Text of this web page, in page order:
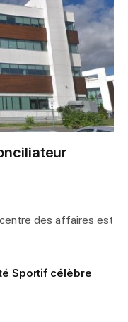
des affaires est
Sportif célèbre